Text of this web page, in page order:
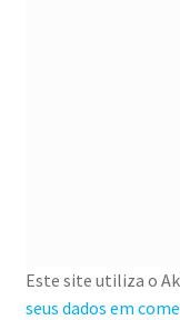
Este site utiliza o
seus dados em